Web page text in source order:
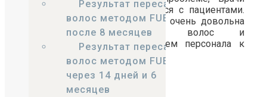
опытными и умели обращаться с пациентами.
Все, что я искала, я нашла! Я очень довольна
качественной пересадкой волос и
профессиональным отношением персонала к
Татьяна, 37 лет
Результат пересадки
волос методом FUE
после 8 месяцев
Результат пересадки
волос методом FUE
через 14 дней и 6
месяцев